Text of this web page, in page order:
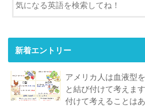
新着エントリー
アメリカ人は血液型
と結び付けて考えま
付けて考えることは